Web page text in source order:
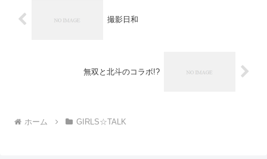
撮影日和
無双と北斗のコラボ!?
ホーム GIRLS☆TALK